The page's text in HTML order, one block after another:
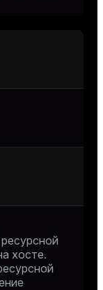
хосте.